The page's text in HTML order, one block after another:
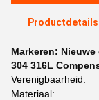
Productdetails
Markeren:
304 316L
Verenigbaarheid:
Materiaal: